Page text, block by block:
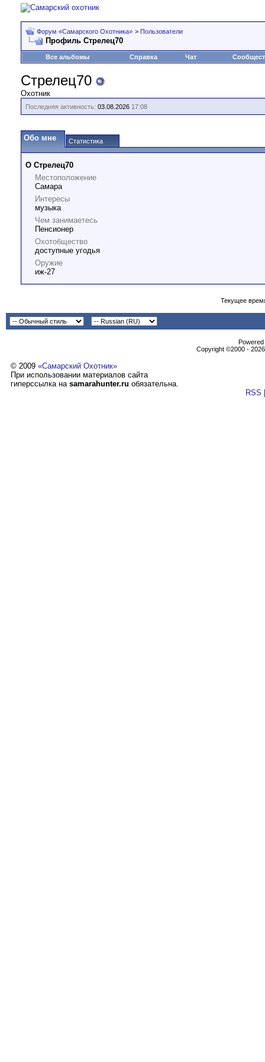
Форум «Самарского Охотника» > Пользователи
Профиль Стрелец70
Все альбомы Справка Чат
Стрелец70
Охотник
Последняя активность: 03.08.2026 17:08
Обо мне Статистика
О Стрелец70
Местоположение
Самара
Интересы
музыка
Чем занимаетесь
Пенсионер
Охотобщество
доступные угодья
Оружие
иж-27
Текущее
Copyright ©2000 -
© 2009 «Самарский Охотник»
При использовании материалов сайта
гиперссылка на samarahunter.ru обязательна.
RSS